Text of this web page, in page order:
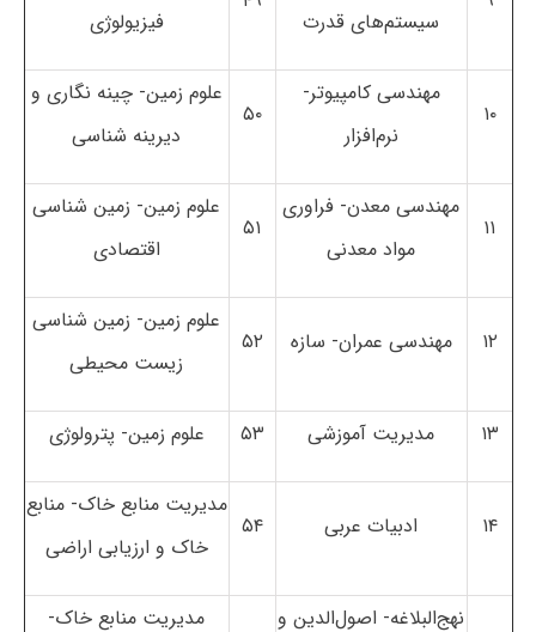
سیستم‌های قدرت
فیزیولوژی
۱۰
مهندسی کامپیوتر-
نرم‌افزار
۵۰
علوم زمین- چینه نگاری و
دیرینه شناسی
۱۱
مهندسی معدن- فراوری
مواد معدنی
۵۱
علوم زمین- زمین شناسی
اقتصادی
۱۲ مهندسی عمران- سازه ۵۲
علوم زمین- زمین شناسی
زیست محیطی
۱۳ مدیریت آموزشی ۵۳ علوم زمین- پترولوژی
۱۴ ادبیات عربی ۵۴
مدیریت منابع خاک- منابع
خاک و ارزیابی اراضی
نهج‌البلاغه- اصول‌الدین و مدیریت منابع خاک-